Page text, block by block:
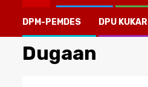
DPM-PEMDES DPU KUKAR
Dugaan